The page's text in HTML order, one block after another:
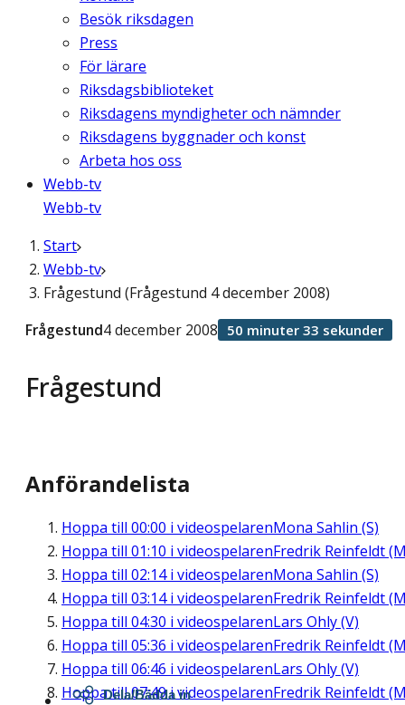
Besök riksdagen
Press
För lärare
Riksdagsbiblioteket
Riksdagens myndigheter och nämnder
Riksdagens byggnader och konst
Arbeta hos oss
Webb-tv
Webb-tv
Start
Webb-tv
Frågestund (Frågestund 4 december 2008)
Frågestund
Frågestund4 december 2008 50 minuter 33 sekunder
Anförandelista
Hoppa till 00:00 i videospelarenMona Sahlin (S)
Hoppa till 01:10 i videospelarenFredrik Reinfeldt
Hoppa till 02:14i videospelarenMona Sahlin (S)
Hoppa till 03:14i videospelarenFredrik Reinfeldt
Hoppa till 04:30 i videospelarenLars Ohly (V)
Hoppa till 05:36 i videospelarenFredrik Reinfeldt
Hoppa till 06:46 i videospelarenLars Ohly (V)
Hoppa till07:49i videospelarenFredrik Reinfeldt
Dela/Bädda in